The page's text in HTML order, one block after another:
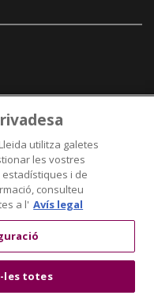
utilitza galetes
les vostres
i de
consulteu
a l' Avís legal
les totes